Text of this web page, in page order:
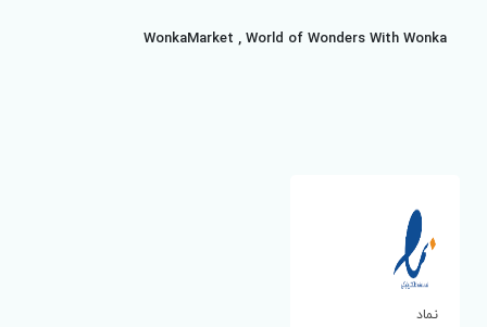
نماد